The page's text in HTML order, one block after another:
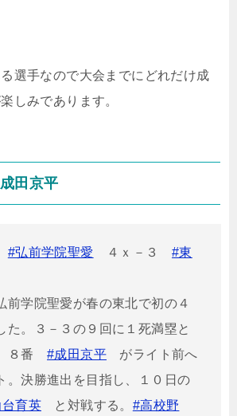
選手なので大会までにどれだけ成
しみであります。
田京平
#弘前学院聖愛 ４ｘ－３#東
前学院聖愛が春の東北で初の４
た。３－３の９回に１死満塁と
８番 #成田京平 がライト前へ
。決勝進出を目指し、１０日の
育英 と対戦する。 #高校野